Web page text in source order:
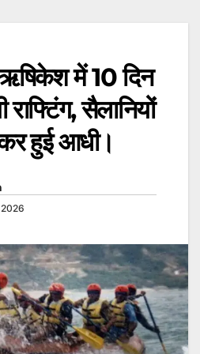
में 10 दिन
राफ्टिंग, सैलानियों
हुई आधी।